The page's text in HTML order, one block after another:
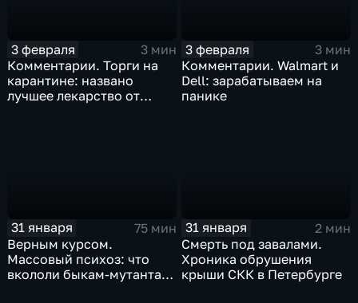
3 февраля
3 мин
Комментарии. Торги на
карантине: названо
лучшее лекарство от
3 февраля
3 мин
Комментарии. Walmart и
Dell: зарабатываем на
панике
31 января
75 мин
Верным курсом.
Массовый психоз: что
вкололи быкам-мутантам,
31 января
2 мин
Смерть под завалами.
Хроника обрушения
крыши СКК в Петербурге